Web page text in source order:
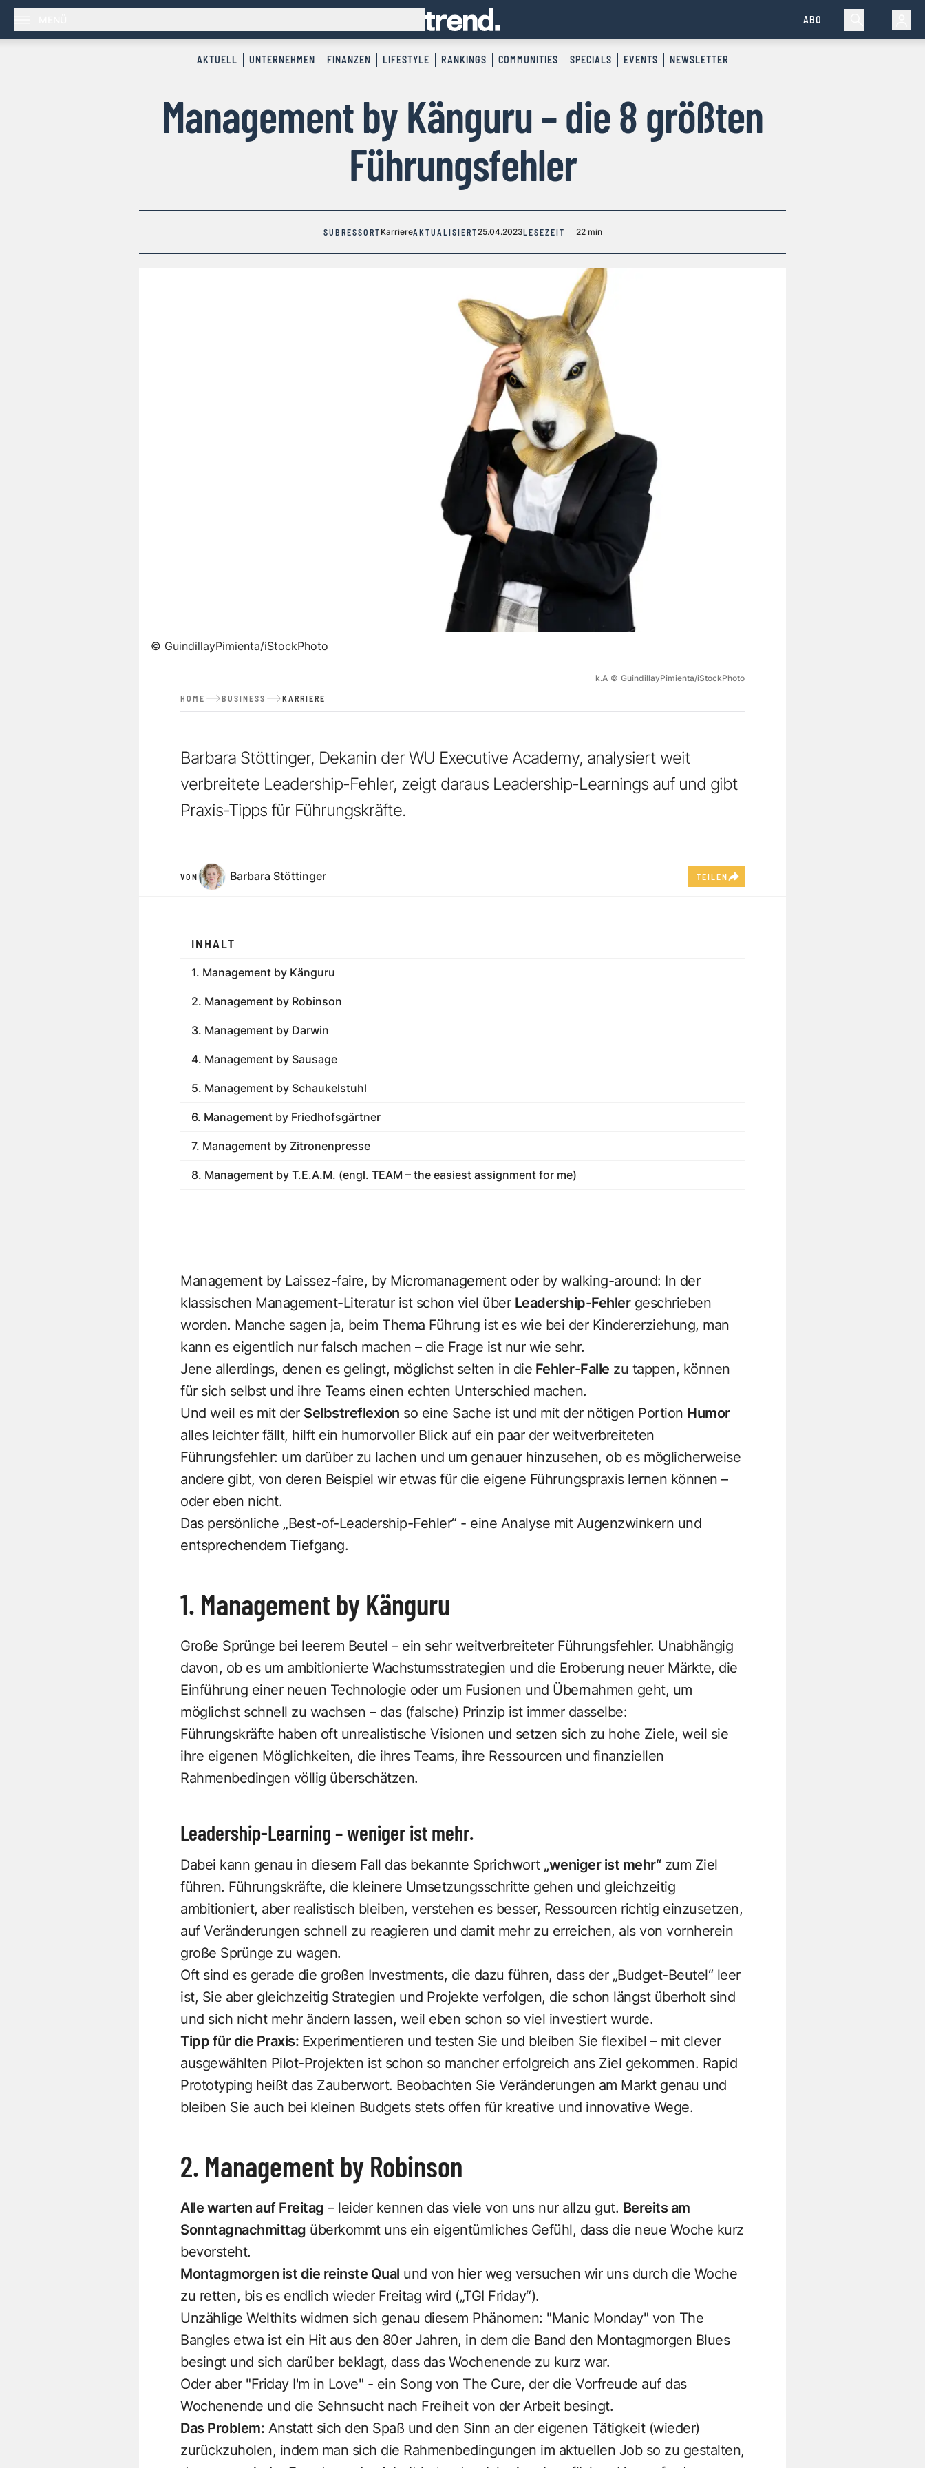
ABO
AKTUELL UNTERNEHMEN FINANZEN LIFESTYLE RANKINGS COMMUNITIES SPECIALS EVENTS NEWSLETTER
Management by Känguru – die 8 größten
Führungsfehler
SUBRESSORT KarriereAKTUALISIERT25.04.2023LESEZEIT 22 min
© GuindillayPimienta/iStockPhoto
k.A © GuindillayPimienta/iStockPhoto
HOME BUSINESS KARRIERE
Barbara Stöttinger, Dekanin der WU Executive Academy, analysiert weit
verbreitete Leadership-Fehler, zeigt daraus Leadership-Learnings auf und gibt
Praxis-Tipps für Führungskräfte.
VON Barbara Stöttinger TEILEN
INHALT
1. Management by Känguru
2. Management by Robinson
3. Management by Darwin
4. Management by Sausage
5. Management by Schaukelstuhl
6. Management by Friedhofsgärtner
7. Management by Zitronenpresse
8. Management by T.E.A.M. (engl. TEAM – the easiest assignment for me)
Management by Laissez-faire, by Micromanagement oder by walking-around: In der
klassischen Management-Literatur ist schon viel über Leadership-Fehlergeschrieben
worden. Manche sagen ja, beim Thema Führung ist es wie bei der Kindererziehung, man
kann es eigentlich nur falsch machen – die Frage ist nur wie sehr.
Jene allerdings, denen es gelingt, möglichst selten in die Fehler-Falle zu tappen, können
für sich selbst und ihre Teams einen echten Unterschied machen.
Und weil es mit der Selbstreflexion so eine Sache ist und mit der nötigen Portion Humor
alles leichter fällt, hilft ein humorvoller Blick auf ein paar der weitverbreiteten
Führungsfehler: um darüber zu lachen und um genauer hinzusehen, ob es möglicherweise
andere gibt, von deren Beispiel wir etwas für die eigene Führungspraxis lernen können –
oder eben nicht.
Das persönliche „Best-of-Leadership-Fehler“ - eine Analyse mit Augenzwinkern und
entsprechendem Tiefgang.
1. Management by Känguru
Große Sprünge bei leerem Beutel – ein sehr weitverbreiteter Führungsfehler. Unabhängig
davon, ob es um ambitionierte Wachstumsstrategien und die Eroberung neuer Märkte, die
Einführung einer neuen Technologie oder um Fusionen und Übernahmen geht, um
möglichst schnell zu wachsen – das (falsche) Prinzip ist immer dasselbe:
Führungskräfte haben oft unrealistische Visionen und setzen sich zu hohe Ziele, weil sie
ihre eigenen Möglichkeiten, die ihres Teams, ihre Ressourcen und finanziellen
Rahmenbedingen völlig überschätzen.
Leadership-Learning – weniger ist mehr.
Dabei kann genau in diesem Fall das bekannte Sprichwort „weniger ist mehr“zum Ziel
führen. Führungskräfte, die kleinere Umsetzungsschritte gehen und gleichzeitig
ambitioniert, aber realistisch bleiben, verstehen es besser, Ressourcen richtig einzusetzen,
auf Veränderungen schnell zu reagieren und damit mehr zu erreichen, als von vornherein
große Sprünge zu wagen.
Oft sind es gerade die großen Investments, die dazu führen, dass der „Budget-Beutel“ leer
ist, Sie aber gleichzeitig Strategien und Projekte verfolgen, die schon längst überholt sind
und sich nicht mehr ändern lassen, weil eben schon so viel investiert wurde.
Tipp für die Praxis: Experimentieren und testen Sie und bleiben Sie flexibel – mit clever
ausgewählten Pilot-Projekten ist schon so mancher erfolgreich ans Ziel gekommen. Rapid
Prototyping heißt das Zauberwort. Beobachten Sie Veränderungen am Markt genau und
bleiben Sie auch bei kleinen Budgets stets offen für kreative und innovative Wege.
2. Management by Robinson
Alle warten auf Freitag – leider kennen das viele von uns nur allzu gut. Bereits am
Sonntagnachmittag überkommt uns ein eigentümliches Gefühl, dass die neue Woche kurz
bevorsteht.
Montagmorgen ist die reinste Qual und von hier weg versuchen wir uns durch die Woche
zu retten, bis es endlich wieder Freitag wird („TGI Friday“).
Unzählige Welthits widmen sich genau diesem Phänomen: "Manic Monday" von The
Bangles etwa ist ein Hit aus den 80er Jahren, in dem die Band den Montagmorgen Blues
besingt und sich darüber beklagt, dass das Wochenende zu kurz war.
Oder aber "Friday I'm in Love" - ein Song von The Cure, der die Vorfreude auf das
Wochenende und die Sehnsucht nach Freiheit von der Arbeit besingt.
Das Problem: Anstatt sich den Spaß und den Sinn an der eigenen Tätigkeit (wieder)
zurückzuholen, indem man sich die Rahmenbedingungen im aktuellen Job so zu gestalten,